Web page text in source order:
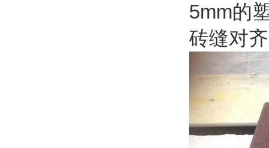
5mm的
砖缝对